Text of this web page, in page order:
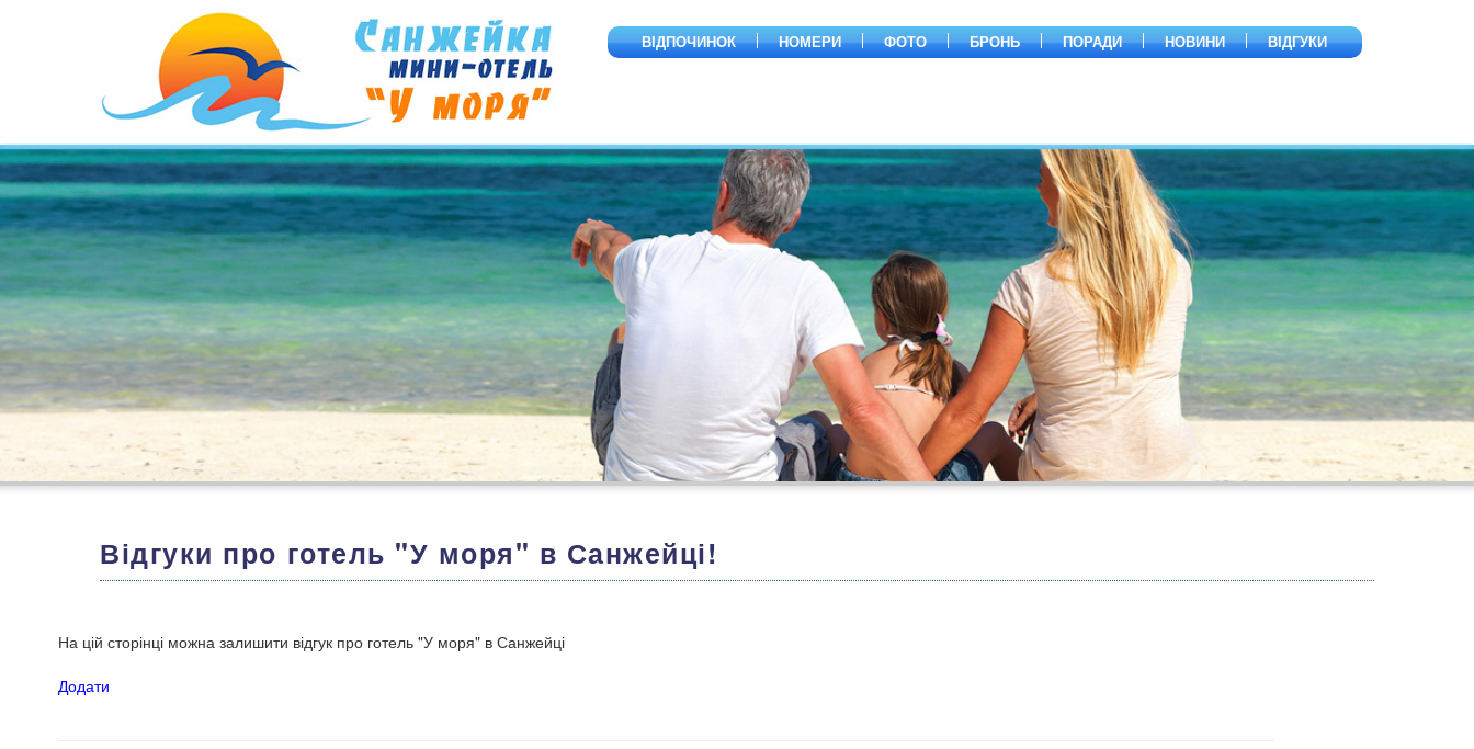
ВІДПОЧИНOК НОМЕРИ ФОТО БРОНЬ ПОРАДИ НОВИНИ ВІДГУКИ
Відгуки про готель "У моря" в Санжейці!
На цій сторінці можна залишити відгук про готель "У моря" в Санжейці
Додати